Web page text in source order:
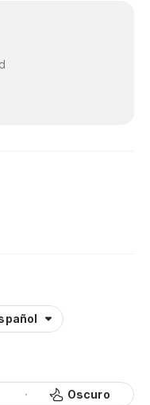
Oscuro